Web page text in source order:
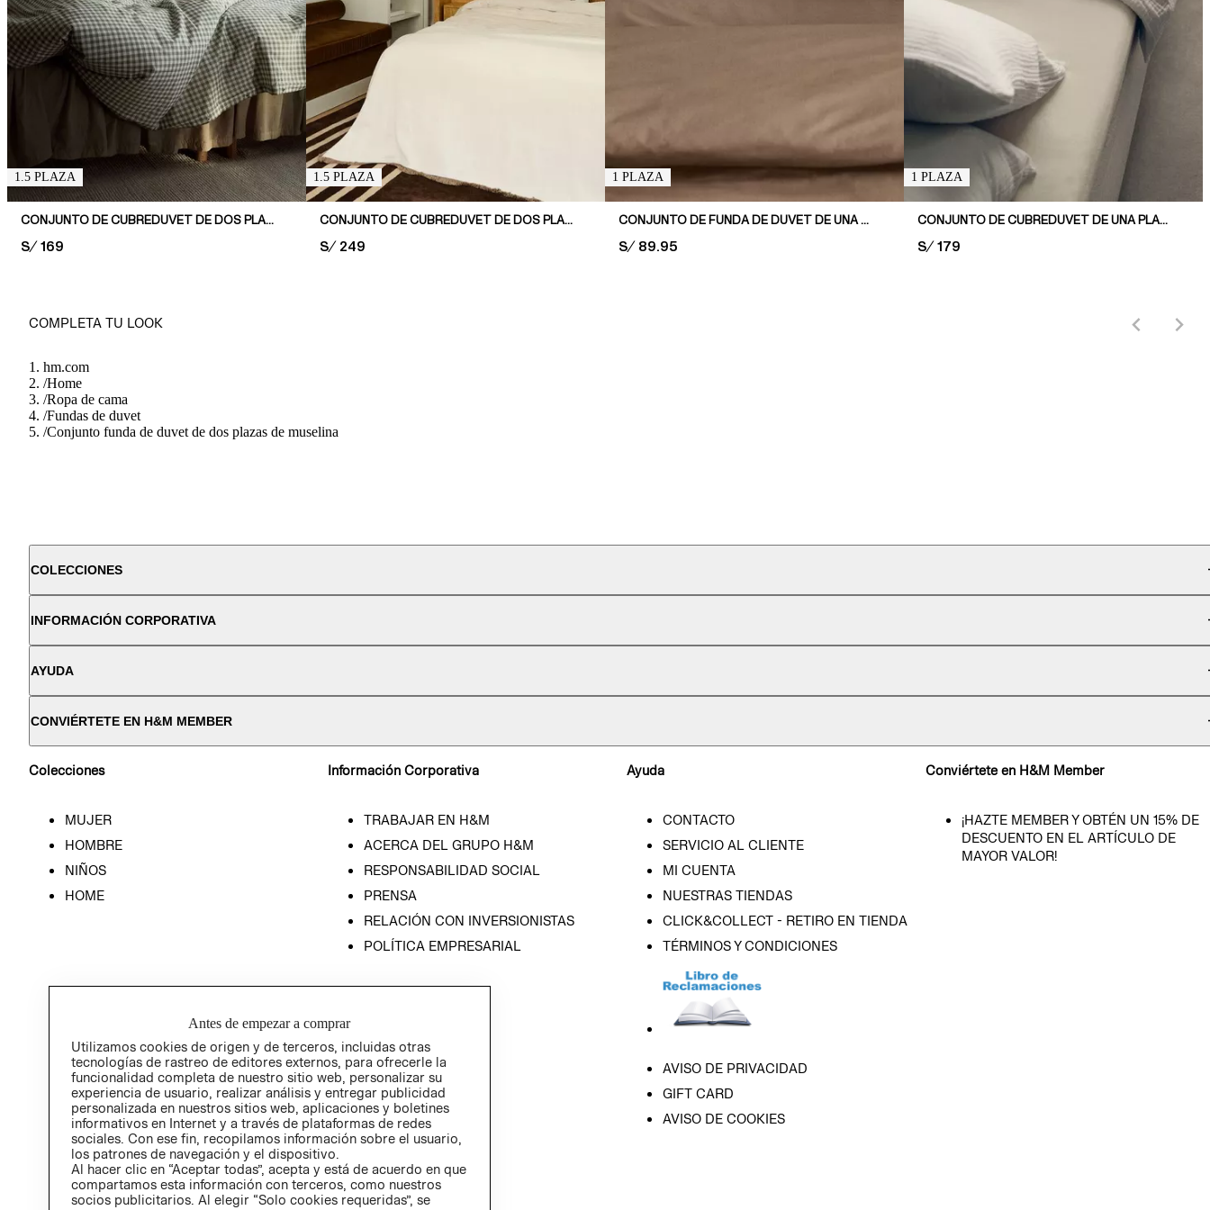
1.5 PLAZA
CONJUNTO DE CUBREDUVET DE DOS PLAZAS CON ESTAMPADO
PRICE:
S/ 169
1.5 PLAZA
CONJUNTO DE CUBREDUVET DE DOS PLAZAS CON TUFTING
PRICE:
S/ 249
1 PLAZA
CONJUNTO DE FUNDA DE DUVET DE UNA PLAZA DE ALGODÓN
PRICE:
S/ 89.95
1 PLAZA
CONJUNTO DE CUBREDUVET DE UNA PLAZA EN MUSELINA
PRICE:
S/ 179
COMPLETA TU LOOK
hm.com
/Home
/Ropa de cama
/Fundas de duvet
/Conjunto funda de duvet de dos plazas de muselina
COLECCIONES
INFORMACIÓN CORPORATIVA
AYUDA
CONVIÉRTETE EN H&M MEMBER
Colecciones
MUJER
HOMBRE
NIÑOS
HOME
Información Corporativa
TRABAJAR EN H&M
ACERCA DEL GRUPO H&M
RESPONSABILIDAD SOCIAL
PRENSA
RELACIÓN CON INVERSIONISTAS
POLÍTICA EMPRESARIAL
Ayuda
CONTACTO
SERVICIO AL CLIENTE
MI CUENTA
NUESTRAS TIENDAS
CLICK&COLLECT - RETIRO EN TIENDA
TÉRMINOS Y CONDICIONES
AVISO DE PRIVACIDAD
GIFT CARD
AVISO DE COOKIES
Conviértete en H&M Member
¡HAZTE MEMBER Y OBTÉN UN 15% DE
DESCUENTO EN EL ARTÍCULO DE
MAYOR VALOR!
Antes de empezar a comprar
Utilizamos cookies de origen y de terceros, incluidas otras
tecnologías de rastreo de editores externos, para ofrecerle la
funcionalidad completa de nuestro sitio web, personalizar su
experiencia de usuario, realizar análisis y entregar publicidad
personalizada en nuestros sitios web, aplicaciones y boletines
informativos en Internet y a través de plataformas de redes
sociales. Con ese fin, recopilamos información sobre el usuario,
los patrones de navegación y el dispositivo.
Al hacer clic en “Aceptar todas”, acepta y está de acuerdo en que
compartamos esta información con terceros, como nuestros
socios publicitarios. Al elegir “Solo cookies requeridas”, se